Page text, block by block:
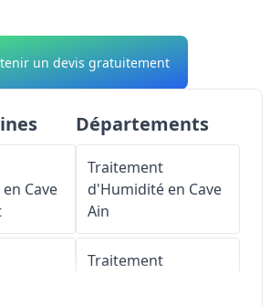
un devis gratuitement
Cave
Départements
Traitement
d'Humidité en Cave
Ain
Traitement